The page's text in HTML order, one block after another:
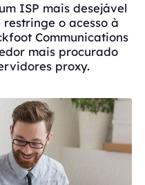
ISP mais desejável
o acesso à
Communications
mais procurado
proxy.